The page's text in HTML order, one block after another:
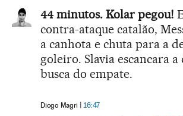
44 minutos. Kolar pegou!
contra-ataque catalão,
a canhota e chuta para a
goleiro. Slavia escancara a
busca do empate.
Diogo Magri 16:47